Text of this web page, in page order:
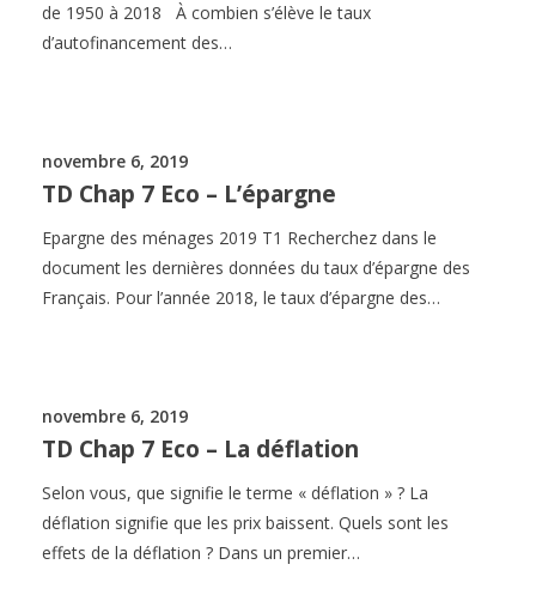
de 1950 à 2018 À combien s’élève le taux
d’autofinancement des…
novembre 6, 2019
TD Chap 7 Eco – L’épargne
Epargne des ménages 2019 T1 Recherchez dans le
document les dernières données du taux d’épargne des
Français. Pour l’année 2018, le taux d’épargne des…
novembre 6, 2019
TD Chap 7 Eco – La déflation
Selon vous, que signifie le terme « déflation » ? La
déflation signifie que les prix baissent. Quels sont les
effets de la déflation ? Dans un premier…